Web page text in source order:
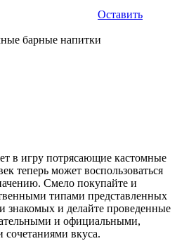
Оставить
в игру потрясающие кастомные
теперь может воспользоваться
Смело покупайте и
типами представленных
знакомых и делайте проведенные
и официальными,
вкуса.